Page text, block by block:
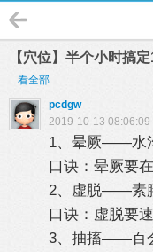
【穴位】半个小时搞
看全部
pcdgw
2019-10-13 08:06:09
1、晕厥——水
口诀：晕厥要
2、虚脱——素
口诀：虚脱要
3、抽搐——百